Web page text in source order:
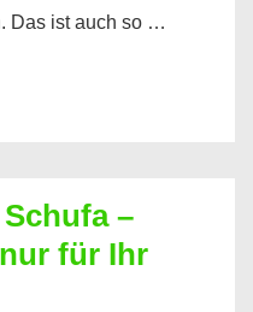
Das ist auch so …
–
für Ihr